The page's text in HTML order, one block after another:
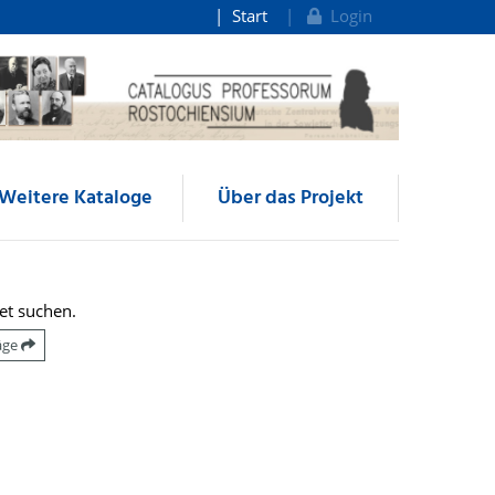
Start Login
Kataloge Über das Projekt
suchen.